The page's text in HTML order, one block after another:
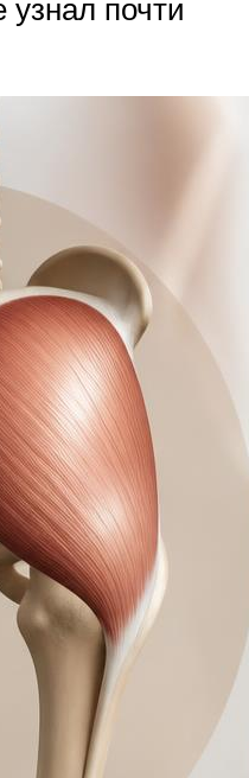
почти